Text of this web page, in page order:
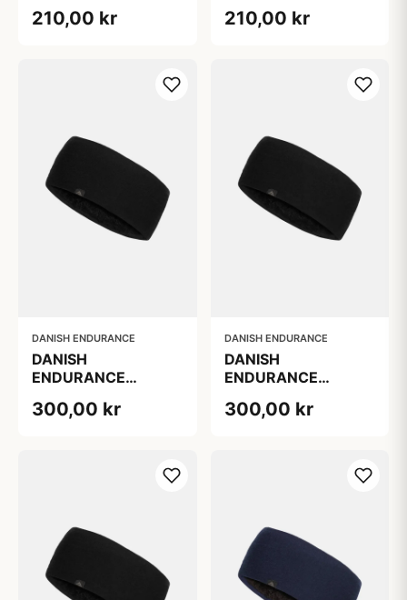
Mænd, 100 %
210,00 kr
Mænd, 100 %
210,00 kr
DANISH ENDURANCE
DANISH
ENDURANCE
PANDEBÅND TIL
300,00 kr
DANISH ENDURANCE
DANISH
ENDURANCE
PANDEBÅND, Sort,
300,00 kr